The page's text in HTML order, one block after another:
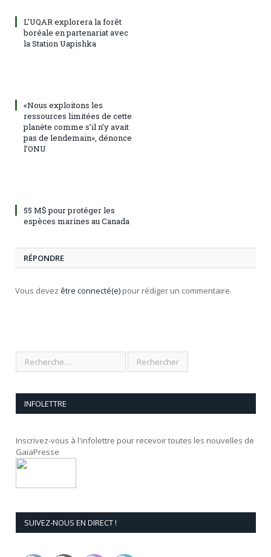
L’UQAR explorera la forêt
boréale en partenariat avec
la Station Uapishka
«Nous exploitons les
ressources limitées de cette
planète comme s’il n’y avait
pas de lendemain», dénonce
l’ONU
55 M$ pour protéger les
espèces marines au Canada
RÉPONDRE
Vous devez être connecté(e) pour rédiger un commentaire.
INFOLETTRE
Inscrivez-vous à l'infolettre pour recevoir toutes les nouvelles de
GaïaPresse
SUIVEZ-NOUS EN DIRECT !